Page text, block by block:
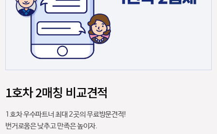
1호차 2매칭 비교견적
1호차 우수파트너 최대 2곳의 무료방문견적!
번거로움은 낮추고 만족은 높이자.